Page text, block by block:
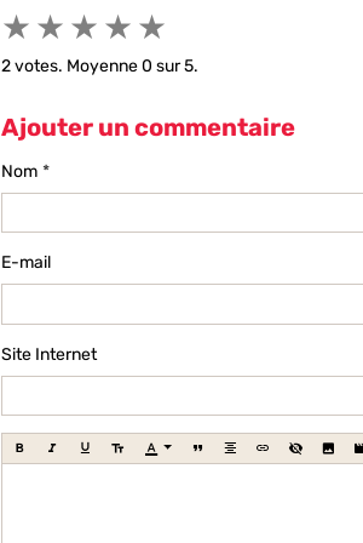
★ ★ ★ ★ ★
2votes. Moyenne0 sur 5.
Ajouter un commentaire
Nom
E-mail
Site Internet